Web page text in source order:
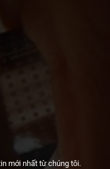
mới nhất từ chúng tôi.